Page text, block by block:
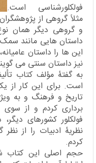
فولکلورشناسی است.
مثلاً گروهی از
و گروهی دیگر همان
داستان هایی مانند سمک
این ها را داستان
نیز داستان سنتی می
به گفتۀ مؤلف کتاب
است. برای این کار از
تاریخ و فرهنگ و به
برداری کردم و از
فولکلور کشورهای
نظریۀ ادبیات را از
کردم.
حجم اصلی این کتاب